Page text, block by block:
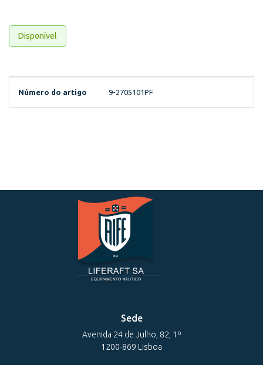
Disponível
Número do artigo 9-2705101PF
Sede
Avenida 24 de Julho, 82, 1º
1200-869 Lisboa